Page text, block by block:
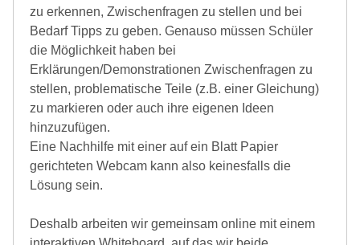
zu erkennen, Zwischenfragen zu stellen und bei
Bedarf Tipps zu geben. Genauso müssen Schüler
die Möglichkeit haben bei
Erklärungen/Demonstrationen Zwischenfragen zu
stellen, problematische Teile (z.B. einer Gleichung)
zu markieren oder auch ihre eigenen Ideen
hinzuzufügen.
Eine Nachhilfe mit einer auf ein Blatt Papier
gerichteten Webcam kann also keinesfalls die
Lösung sein.
Deshalb arbeiten wir gemeinsam online mit einem